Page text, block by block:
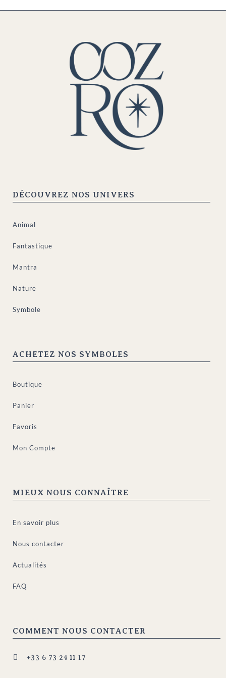
DÉCOUVREZ NOS UNIVERS
Animal
Fantastique
Mantra
Nature
Symbole
ACHETEZ NOS SYMBOLES
Boutique
Panier
Favoris
Mon Compte
MIEUX NOUS CONNAÎTRE
En savoir plus
Nous contacter
Actualités
FAQ
COMMENT NOUS CONTACTER
 +33 6 73 24 11 17